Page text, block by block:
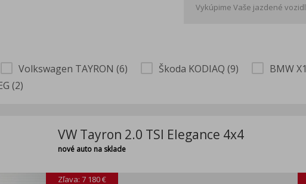
Vykúpime Vaše jazdené
Volkswagen TAYRON (6) Škoda KODIAQ (9) BMW
(2)
VW Tayron 2.0 TSI Elegance 4x4
nové auto na sklade
Zľava: 7 180 €